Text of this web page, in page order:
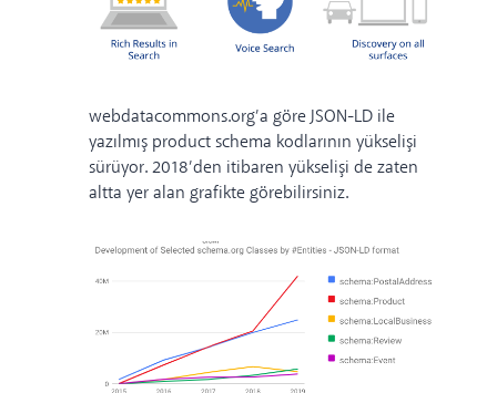
webdatacommons.org’a göre JSON-LD ile
yazılmış product schema kodlarının yükselişi
sürüyor. 2018’den itibaren yükselişi de zaten
altta yer alan grafikte görebilirsiniz.